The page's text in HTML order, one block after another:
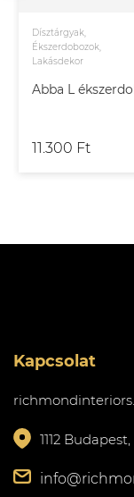
Abba L
Dísztárgyak,
Ékszerdobozok,
Lakásdekor
11.300 Ft
Kapcsolat
1112